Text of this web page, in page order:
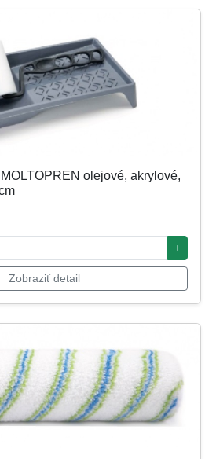
olejové, akrylové,
+
Zobraziť detail